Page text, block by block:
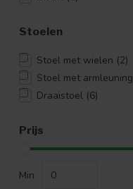
Stoelen
Stoel met wielen (2)
Stoel met armleuning
Draaistoel (6)
Prijs
Min